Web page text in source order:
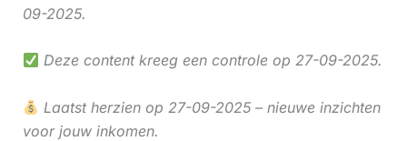
09-2025.
Deze content kreeg een controle op 27-09-2025.
Laatst herzien op 27-09-2025 – nieuwe inzichten
voor jouw inkomen.